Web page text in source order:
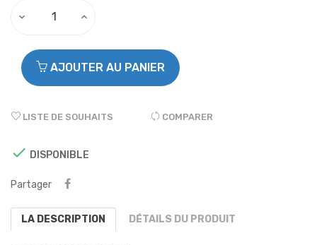
AJOUTER AU PANIER
LISTE DE SOUHAITS COMPARER
 DISPONIBLE
Partager
LA DESCRIPTION DÉTAILS DU PRODUIT